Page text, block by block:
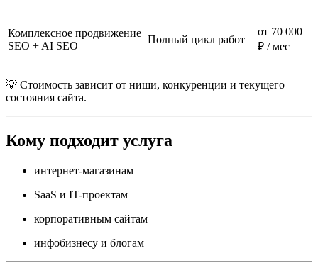
Комплексное продвижение
SEO + AI SEO
Полный цикл работ
от 70 000
₽ / мес
💡 Стоимость зависит от ниши, конкуренции и текущего
состояния сайта.
Кому подходит услуга
интернет-магазинам
SaaS и IT-проектам
корпоративным сайтам
инфобизнесу и блогам